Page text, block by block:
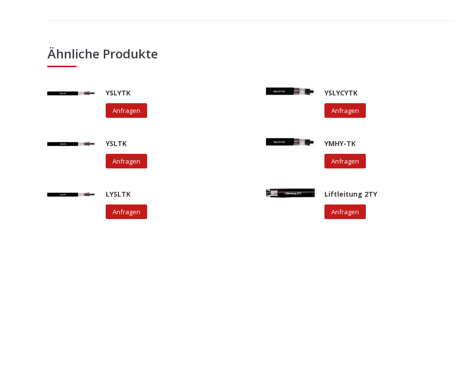
Ähnliche Produkte
YSLYTK
Anfragen
YSLYCYTK
Anfragen
YSLTK
Anfragen
YMHY-TK
Anfragen
LYSLTK
Anfragen
Liftleitung 2TY
Anfragen